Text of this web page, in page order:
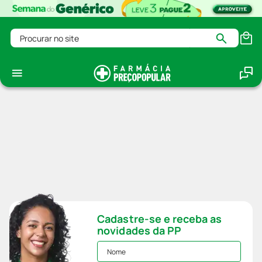
Procurar no site
Cadastre-se e receba as
novidades da PP